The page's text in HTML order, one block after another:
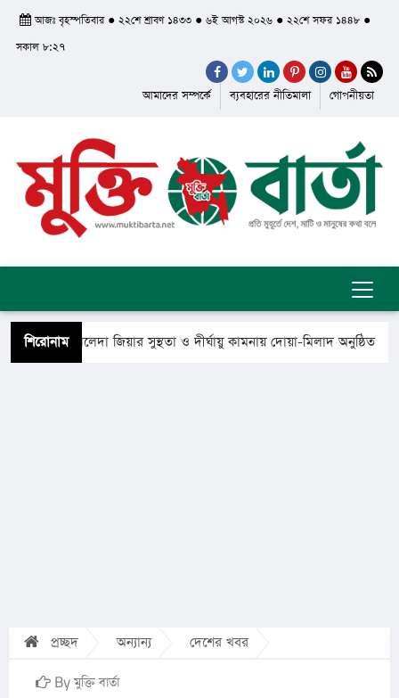
আজঃ বৃহস্পতিবার ● ২২শে শ্রাবণ ১৪৩৩ ● ৬ই আগস্ট ২০২৬ ● ২২শে সফর ১৪৪৮ ●
সকাল ৮:২৭
আমাদের সম্পর্কে ব্যবহারের নীতিমালা গোপনীয়তা
শিরোনামখালেদা জিয়ার সুস্থতা ও দীর্ঘায়ু কামনায় দোয়া-মিলাদ অনুষ্ঠিত
প্রচ্ছদ অন্যান্য দেশের খবর
By মুক্তি বার্তা